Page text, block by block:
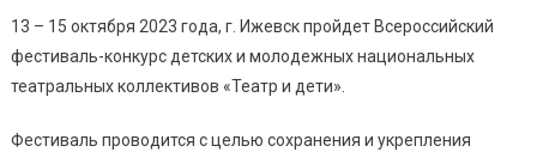
13 – 15 октября 2023 года, г. Ижевск пройдет Всероссийский
фестиваль-конкурс детских и молодежных национальных
театральных коллективов «Театр и дети».
Фестиваль проводится с целью сохранения и укрепления